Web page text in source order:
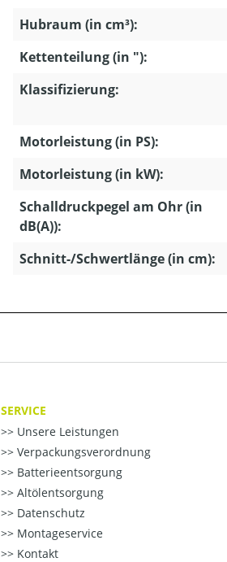
Hubraum (in cm³):
Kettenteilung (in "):
Klassifizierung:
Motorleistung (in PS):
Motorleistung (in kW):
Schalldruckpegel am Ohr (in
dB(A)):
Schnitt-/Schwertlänge (in cm):
SERVICE
Unsere Leistungen
Verpackungsverordnung
Batterieentsorgung
Altölentsorgung
Datenschutz
Montageservice
Kontakt